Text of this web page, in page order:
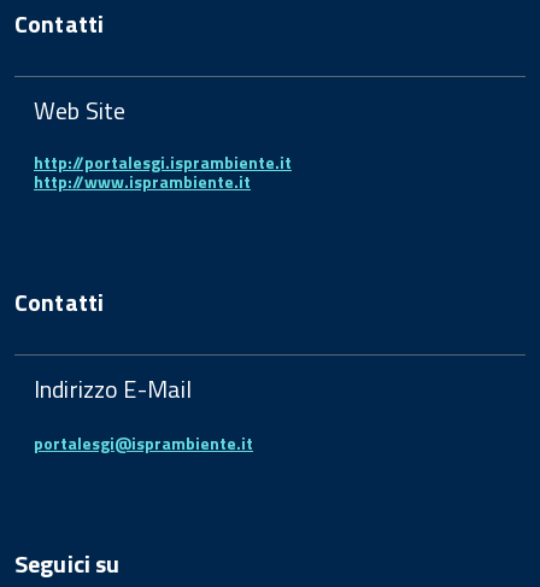
Contatti
Web Site
http://portalesgi.isprambiente.it
http://www.isprambiente.it
Contatti
Indirizzo E-Mail
portalesgi@isprambiente.it
Seguici su